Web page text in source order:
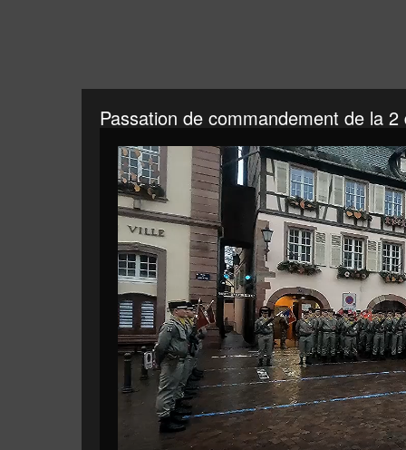
Passation de commandement de la